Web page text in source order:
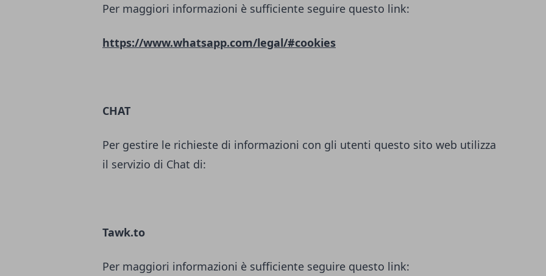
Per maggiori informazioni è sufficiente seguire questo link:
https://www.whatsapp.com/legal/#cookies
CHAT
Per gestire le richieste di informazioni con gli utenti questo sito web utilizza
il servizio di Chat di:
Tawk.to
Per maggiori informazioni è sufficiente seguire questo link: